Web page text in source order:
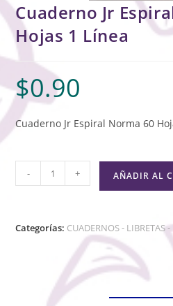
Cuaderno Jr
Hojas 1 Línea
$0.90
Cuaderno Jr Espiral Norma 60
- + AÑADIR AL
Categorías: CUADERNOS - LIBRETAS -